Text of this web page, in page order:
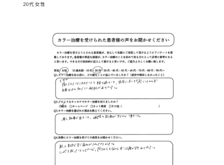
20代 女性